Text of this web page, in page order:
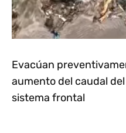
Evacúan
aumento del caudal
sistema frontal